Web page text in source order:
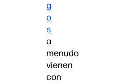
g
o
s
a
menudo
vienen
con